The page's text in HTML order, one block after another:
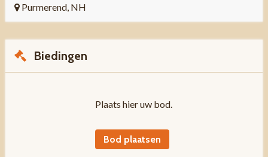
Purmerend, NH
Biedingen
Plaats hier uw bod.
Bod plaatsen